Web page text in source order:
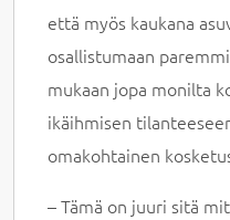
että myös kaukana
osallistumaan
mukaan jopa monilta
ikäihmisen
omakohtainen
– Tämä on juuri sitä